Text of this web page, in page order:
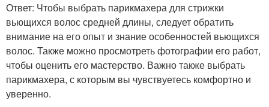
Ответ: Чтобы выбрать парикмахера для стрижки
вьющихся волос средней длины, следует обратить
внимание на его опыт и знание особенностей вьющихся
волос. Также можно просмотреть фотографии его работ,
чтобы оценить его мастерство. Важно также выбрать
парикмахера, с которым вы чувствуетесь комфортно и
уверенно.